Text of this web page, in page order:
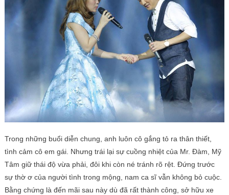
Trong những buổi diễn chung, anh luôn cô gắng tỏ ra thân thiết,
tình cảm cô em gái. Nhưng trái lại sự cuồng nhiệt của Mr. Đàm, Mỹ
Tâm giữ thái độ vừa phải, đôi khi còn né tránh rõ rệt. Đứng trước
sự thờ ơ của người tình trong mộng, nam ca sĩ vẫn không bỏ cuộc.
Bằng chứng là đến mãi sau này dù đã rất thành công, sở hữu xe